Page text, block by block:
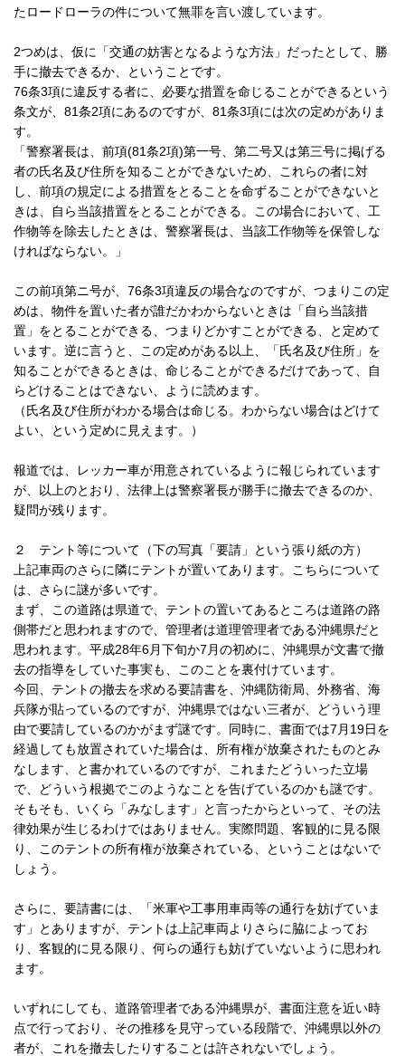
たロードローラの件について無罪を言い渡しています。
2つめは、仮に「交通の妨害となるような方法」だったとして、勝
手に撤去できるか、ということです。
76条3項に違反する者に、必要な措置を命じることができるという
条文が、81条2項にあるのですが、81条3項には次の定めがありま
す。
「警察署長は、前項(81条2項)第一号、第二号又は第三号に掲げる
者の氏名及び住所を知ることができないため、これらの者に対
し、前項の規定による措置をとることを命ずることができないと
きは、自ら当該措置をとることができる。この場合において、工
作物等を除去したときは、警察署長は、当該工作物等を保管しな
ければならない。」
この前項第ニ号が、76条3項違反の場合なのですが、つまりこの定
めは、物件を置いた者が誰だかわからないときは「自ら当該措
置」をとることができる、つまりどかすことができる、と定めて
います。逆に言うと、この定めがある以上、「氏名及び住所」を
知ることができるときは、命じることができるだけであって、自
らどけることはできない、ように読めます。
（氏名及び住所がわかる場合は命じる。わからない場合はどけて
よい、という定めに見えます。）
報道では、レッカー車が用意されているように報じられています
が、以上のとおり、法律上は警察署長が勝手に撤去できるのか、
疑問が残ります。
２ テント等について（下の写真「要請」という張り紙の方）
上記車両のさらに隣にテントが置いてあります。こちらについて
は、さらに謎が多いです。
まず、この道路は県道で、テントの置いてあるところは道路の路
側帯だと思われますので、管理者は道理管理者である沖縄県だと
思われます。平成28年6月下旬か7月の初めに、沖縄県が文書で撤
去の指導をしていた事実も、このことを裏付けています。
今回、テントの撤去を求める要請書を、沖縄防衛局、外務省、海
兵隊が貼っているのですが、沖縄県ではない三者が、どういう理
由で要請しているのかがまず謎です。同時に、書面では7月19日を
経過しても放置されていた場合は、所有権が放棄されたものとみ
なします、と書かれているのですが、これまたどういった立場
で、どういう根拠でこのようなことを告げているのかも謎です。
そもそも、いくら「みなします」と言ったからといって、その法
律効果が生じるわけではありません。実際問題、客観的に見る限
り、このテントの所有権が放棄されている、ということはないで
しょう。
さらに、要請書には、「米軍や工事用車両等の通行を妨げていま
す」とありますが、テントは上記車両よりさらに脇によってお
り、客観的に見る限り、何らの通行も妨げていないように思われ
ます。
いずれにしても、道路管理者である沖縄県が、書面注意を近い時
点で行っており、その推移を見守っている段階で、沖縄県以外の
者が、これを撤去したりすることは許されないでしょう。